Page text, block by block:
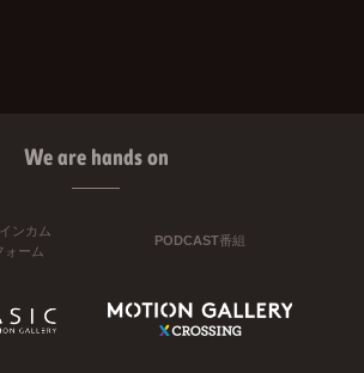
We are hands on
ンカム
ォーム
PODCAST番組